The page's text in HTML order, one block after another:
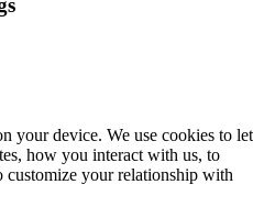
your device. We use cookies to let
how you interact with us, to
customize your relationship with